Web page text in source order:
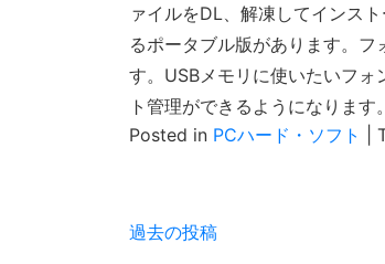
ァイルをDL、解凍してインス
るポータブル版があります。
す。USBメモリに使いたいフ
ト管理ができるようになります。
Posted in PCハード・ソフト
投
過去の投稿